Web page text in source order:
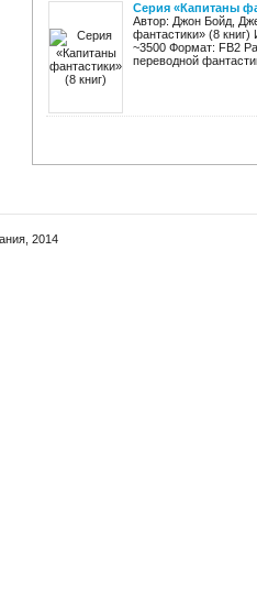
Серия «Капитаны
Автор: Джон Бойд,
фантастики» (8 книг)
~3500 Формат: FB2
переводной
2014